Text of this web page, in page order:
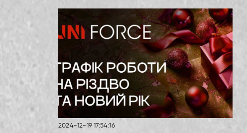
2024-12-19 17:54:16